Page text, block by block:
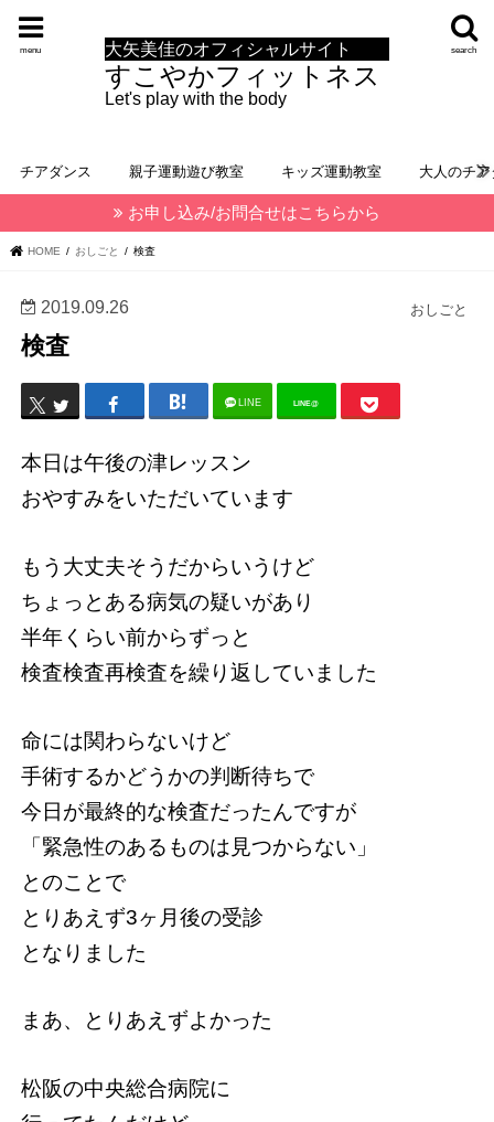
大矢美佳のオフィシャルサイト
すこやかフィットネス
Let's play with the body
search
menu
チアダンス 親子運動遊び教室 キッズ運動教室 大人のチ
お申し込み/お問合せはこちらから
HOME おしごと 検査
おしごと
2019.09.26
検査
LINE LINE@
本日は午後の津レッスン
おやすみをいただいています
もう大丈夫そうだからいうけど
ちょっとある病気の疑いがあり
半年くらい前からずっと
検査検査再検査を繰り返していました
命には関わらないけど
手術するかどうかの判断待ちで
今日が最終的な検査だったんですが
「緊急性のあるものは見つからない」
とのことで
とりあえず3ヶ月後の受診
となりました
まあ、とりあえずよかった
松阪の中央総合病院に